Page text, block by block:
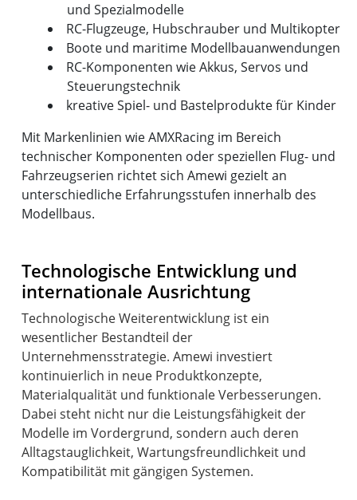
und Spezialmodelle
RC-Flugzeuge, Hubschrauber und Multikopter
Boote und maritime Modellbauanwendungen
RC-Komponenten wie Akkus, Servos und
Steuerungstechnik
kreative Spiel- und Bastelprodukte für Kinder
Mit Markenlinien wie AMXRacing im Bereich
technischer Komponenten oder speziellen Flug- und
Fahrzeugserien richtet sich Amewi gezielt an
unterschiedliche Erfahrungsstufen innerhalb des
Modellbaus.
Technologische Entwicklung und
internationale Ausrichtung
Technologische Weiterentwicklung ist ein
wesentlicher Bestandteil der
Unternehmensstrategie. Amewi investiert
kontinuierlich in neue Produktkonzepte,
Materialqualität und funktionale Verbesserungen.
Dabei steht nicht nur die Leistungsfähigkeit der
Modelle im Vordergrund, sondern auch deren
Alltagstauglichkeit, Wartungsfreundlichkeit und
Kompatibilität mit gängigen Systemen.